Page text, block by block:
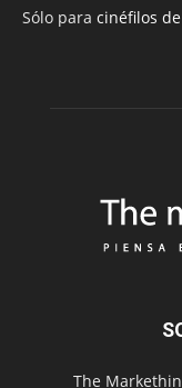
Sólo para cinéfilos
The